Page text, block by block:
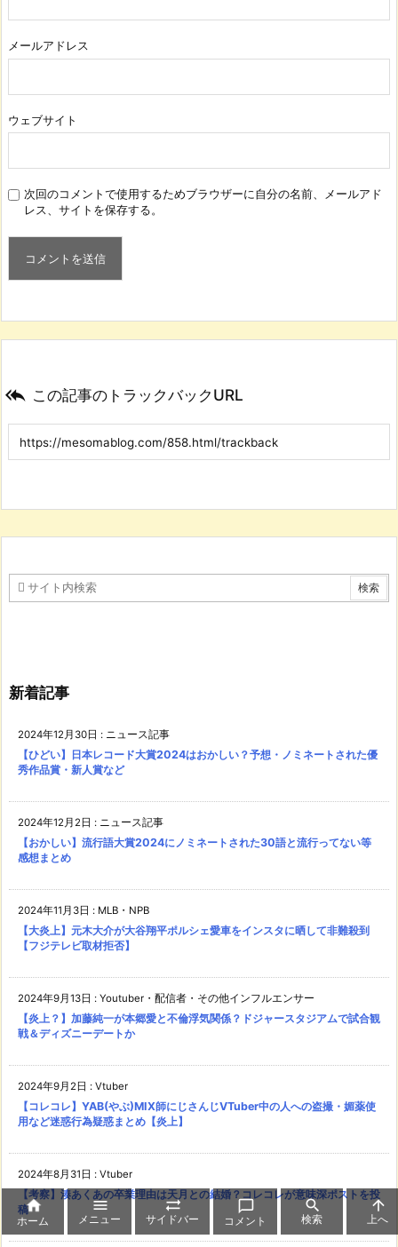
メールアドレス
ウェブサイト
次回のコメントで使用するためブラウザーに自分の名前、メールアド
レス、サイトを保存する。
 この記事のトラックバックURL
新着記事
2024年12月30日 : ニュース記事
【ひどい】日本レコード大賞2024はおかしい？予想・ノミネートされた優
秀作品賞・新人賞など
2024年12月2日 : ニュース記事
【おかしい】流行語大賞2024にノミネートされた30語と流行ってない等
感想まとめ
2024年11月3日 : MLB・NPB
【大炎上】元木大介が大谷翔平ポルシェ愛車をインスタに晒して非難殺到
【フジテレビ取材拒否】
2024年9月13日 : Youtuber・配信者・その他インフルエンサー
【炎上？】加藤純一が本郷愛と不倫浮気関係？ドジャースタジアムで試合観
戦＆ディズニーデートか
2024年9月2日 : Vtuber
【コレコレ】YAB(やぶ)MIX師にじさんじVTuber中の人への盗撮・媚薬使
用など迷惑行為疑惑まとめ【炎上】
2024年8月31日 : Vtuber
【考察】湊あくあの卒業理由は天月との結婚？コレコレが意味深ポストを投
稿
ホーム

メニュー

サイドバー

コメント

検索

上へ